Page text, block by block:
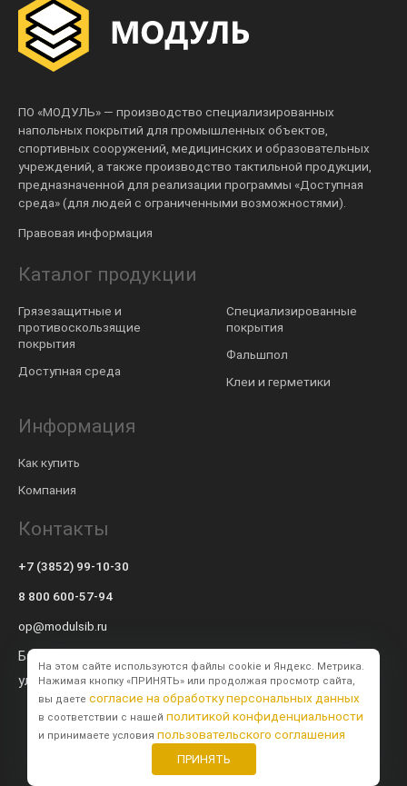
ПО «МОДУЛЬ» — производство специализированных
напольных покрытий для промышленных объектов,
спортивных сооружений, медицинских и образовательных
учреждений, а также производство тактильной продукции,
предназначенной для реализации программы «Доступная
среда» (для людей с ограниченными возможностями).
Правовая информация
Каталог продукции
Грязезащитные и
противоскользящие
покрытия
Доступная среда
Специализированные
покрытия
Фальшпол
Клеи и герметики
Информация
Как купить
Компания
Контакты
+7 (3852) 99-10-30
8 800 600-57-94
op@modulsib.ru
Барнаул
ул. Калинина, 71 к2
BTB Digital
На этом сайте используются файлы cookie и Яндекс. Метрика.
Нажимая кнопку «ПРИНЯТЬ» или продолжая просмотр сайта,
вы даете согласие на обработку персональных данных
в соответствии с нашей политикой конфиденциальности
и принимаете условия пользовательского соглашения
ПРИНЯТЬ